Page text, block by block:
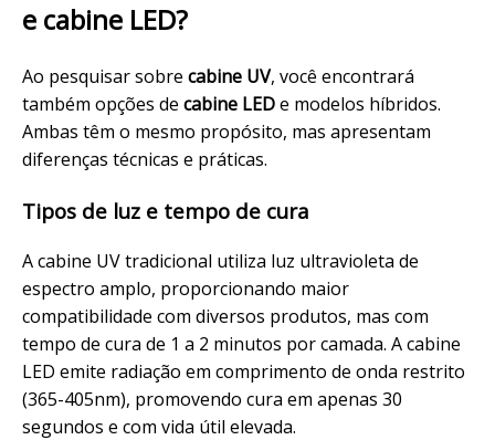
e cabine LED?
Ao pesquisar sobre cabine UV, você encontrará
também opções de cabine LEDe modelos híbridos.
Ambas têm o mesmo propósito, mas apresentam
diferenças técnicas e práticas.
Tipos de luz e tempo de cura
A cabine UV tradicional utiliza luz ultravioleta de
espectro amplo, proporcionando maior
compatibilidade com diversos produtos, mas com
tempo de cura de 1 a 2 minutos porcamada. A cabine
LED emite radiação em comprimento de onda restrito
(365-405nm), promovendo cura em apenas 30
segundos e com vida útil elevada.